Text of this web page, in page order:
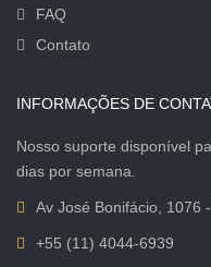
FAQ
Contato
INFORMAÇÕES DE
Nosso suporte disponível
dias por semana.
Av José Bonifácio, 1076
+55 (11) 4044-6939